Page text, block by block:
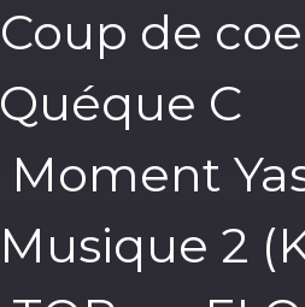
Coup de
Quéque C
Moment
Musique 2